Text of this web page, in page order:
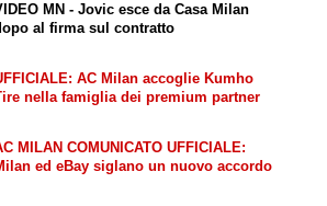
MN - Jovic esce da Casa Milan
al firma sul contratto
AC Milan accoglie Kumho
nella famiglia dei premium partner
MILAN COMUNICATO UFFICIALE:
ed eBay siglano un nuovo accordo